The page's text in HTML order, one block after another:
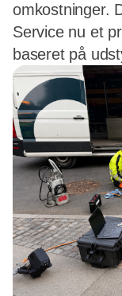
omkostninger.
Service nu et
baseret på